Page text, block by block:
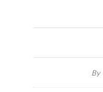
By